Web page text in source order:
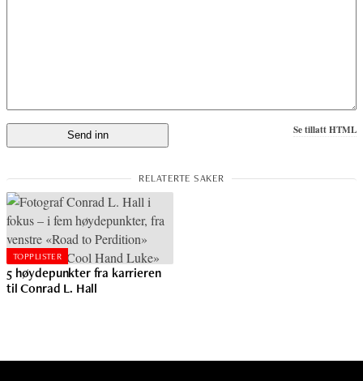
Se tillatt HTML
TOPPLISTER
5 høydepunkter fra karrieren
til Conrad L. Hall